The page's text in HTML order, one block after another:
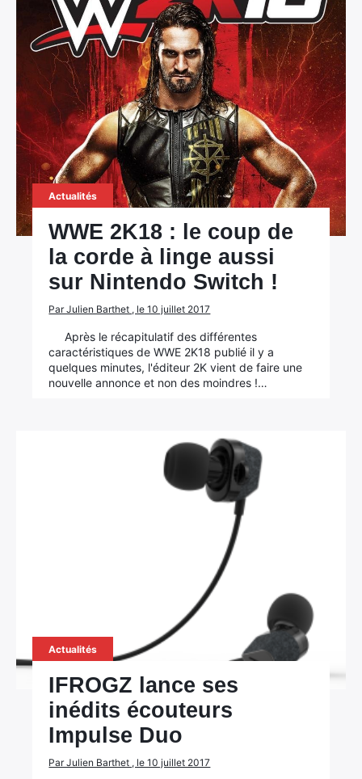
Actualités
WWE 2K18 : le coup de
la corde à linge aussi
sur Nintendo Switch !
Par Julien Barthet , le 10 juillet 2017
Après le récapitulatif des différentes
caractéristiques de WWE 2K18 publié il y a
quelques minutes, l'éditeur 2K vient de faire une
nouvelle annonce et non des moindres !…
Actualités
IFROGZ lance ses
inédits écouteurs
Impulse Duo
Par Julien Barthet , le 10 juillet 2017